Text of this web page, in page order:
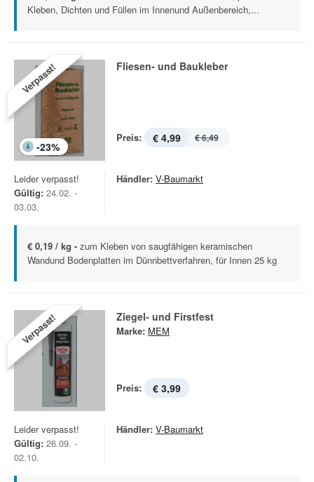
Kleben, Dichten und Füllen im Innenund Außenbereich,...
Verpasst!
-23%
Fliesen- und Baukleber
Preis: € 4,99 € 6,49
Leider verpasst!
Gültig: 24.02. -
03.03.
Händler: V-Baumarkt
€ 0,19 / kg - zum Kleben von saugfähigen keramischen
Wandund Bodenplatten im Dünnbettverfahren, für Innen 25 kg
Verpasst! Ziegel- und Firstfest
Marke: MEM
Preis: € 3,99
Leider verpasst!
Gültig: 26.09. -
02.10.
Händler: V-Baumarkt